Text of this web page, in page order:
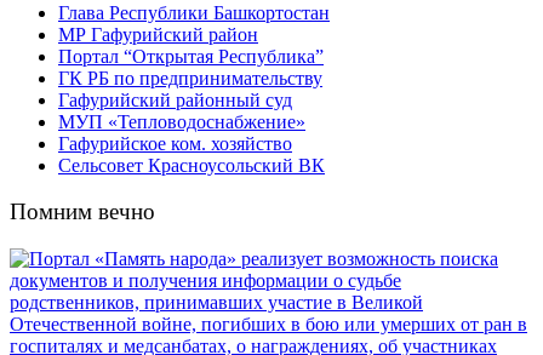
Глава Республики Башкортостан
МР Гафурийский район
Портал “Открытая Республика”
ГК РБ по предпринимательству
Гафурийский районный суд
МУП «Тепловодоснабжение»
Гафурийское ком. хозяйство
Сельсовет Красноусольский ВК
Помним вечно